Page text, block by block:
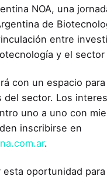
NOA, una
de
entre
y el sector
con un espacio
del sector. Los
uno a uno con
inscribirse en
.
esta oportunidad